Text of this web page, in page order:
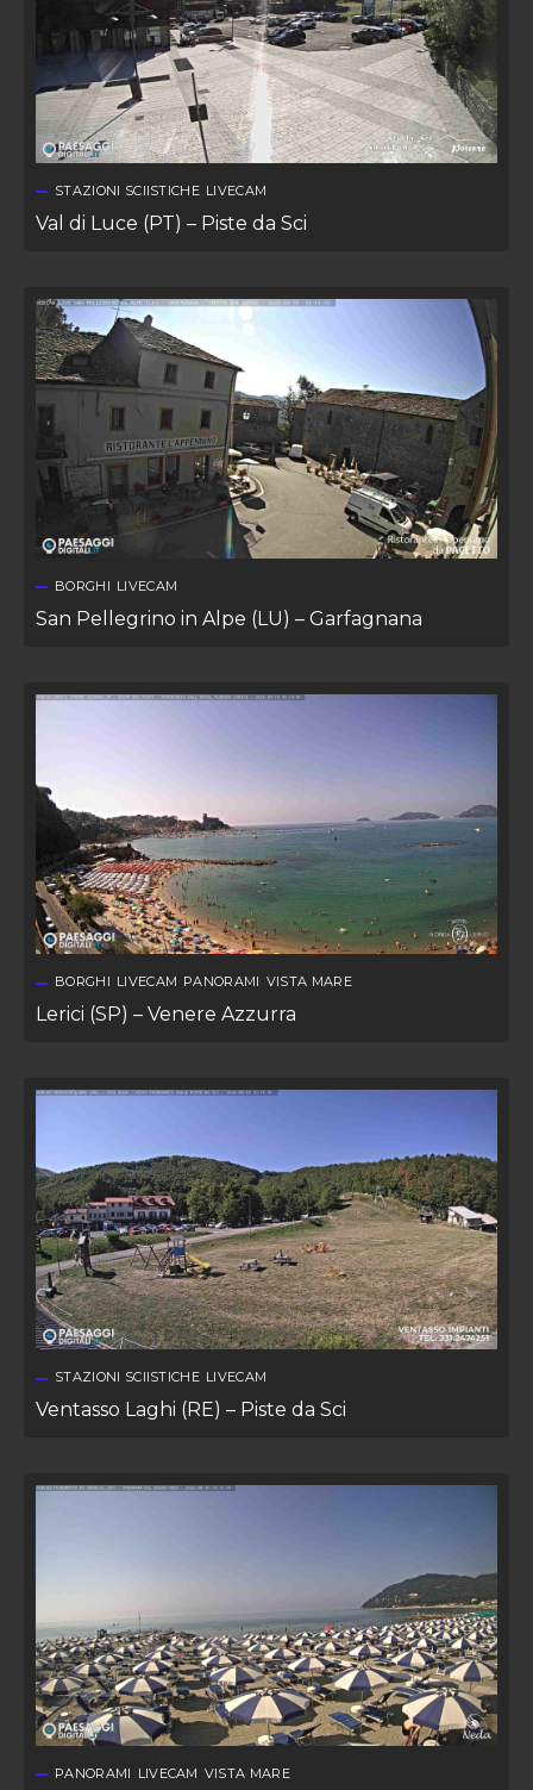
STAZIONI SCIISTICHE LIVECAM
Val di Luce (PT) – Piste da Sci
BORGHI LIVECAM
San Pellegrino in Alpe (LU) – Garfagnana
BORGHI LIVECAM PANORAMI VISTA MARE
Lerici (SP) – Venere Azzurra
STAZIONI SCIISTICHE LIVECAM
Ventasso Laghi (RE) – Piste da Sci
PANORAMI LIVECAM VISTA MARE